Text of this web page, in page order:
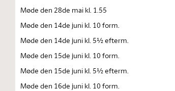
Møde den 28de mai kl. 1.55
Møde den 14de juni kl. 10 form.
Møde den 14de juni kl. 5½ efterm.
Møde den 15de juni kl. 10 form.
Møde den 15de juni kl. 5½ efterm.
Møde den 16de juni kl. 10 form.